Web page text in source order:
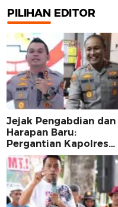
PILIHAN EDITOR
Jejak Pengabdian dan
Harapan Baru:
Pergantian Kapolres
Sidrap dalam
Karier Dua Perwira